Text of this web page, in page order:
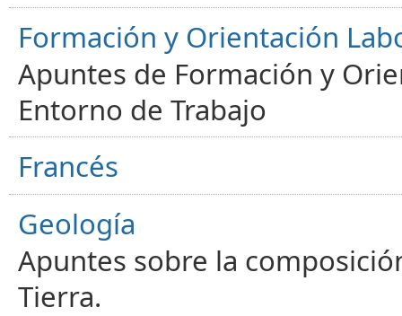
Formación y Orientación
Apuntes de Formación y
Entorno de Trabajo
Francés
Geología
Apuntes sobre la
Tierra.